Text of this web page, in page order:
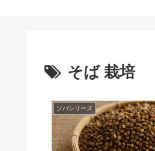
そば 栽培
ソバシリーズ